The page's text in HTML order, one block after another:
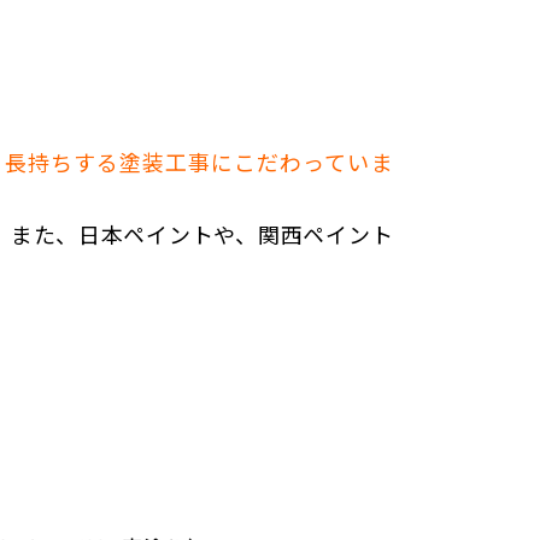
持ちする塗装工事にこだわっていま
た、日本ペイントや、関西ペイント